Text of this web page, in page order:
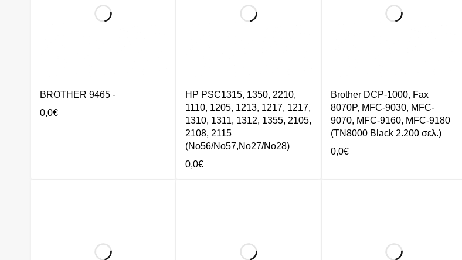
BROTHER 9465 -
0,0€
HP PSC1315, 1350, 2210,
1110, 1205, 1213, 1217, 1217,
1310, 1311, 1312, 1355, 2105,
2108, 2115
(No56/No57,No27/No28)
0,0€
Brother DCP-1000, Fax
8070P, MFC-9030, MFC-
9070, MFC-9160, MFC-9180
(TN8000 Black 2.200 σελ.)
0,0€